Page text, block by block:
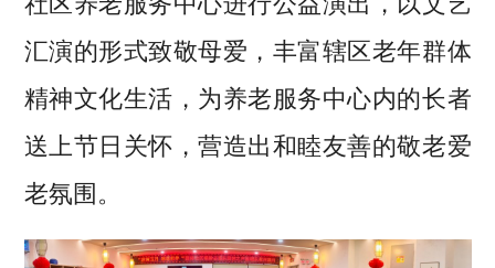
汇演的形式致敬母爱，丰富辖区老年群体
精神文化生活，为养老服务中心内的长者
送上节日关怀，营造出和睦友善的敬老爱
老氛围。